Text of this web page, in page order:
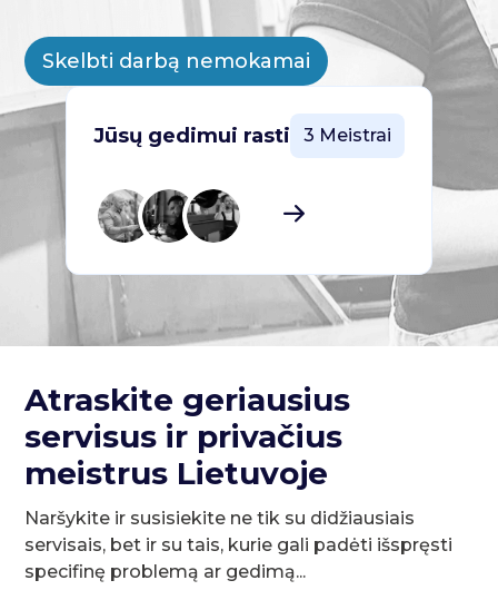
Skelbti darbą nemokamai
Jūsų gedimui rasti 3 Meistrai
Atraskite geriausius
servisus ir privačius
meistrus Lietuvoje
Naršykite ir susisiekite ne tik su didžiausiais
servisais, bet ir su tais, kurie gali padėti išspręsti
specifinę problemą ar gedimą...